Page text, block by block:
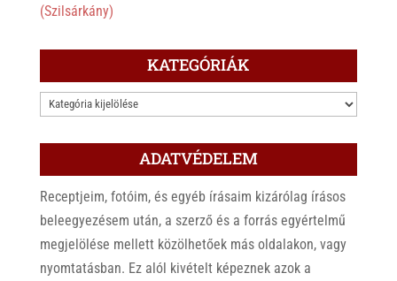
(Szilsárkány)
KATEGÓRIÁK
KATEGÓRIÁK
ADATVÉDELEM
Receptjeim, fotóim, és egyéb írásaim kizárólag írásos
beleegyezésem után, a szerző és a forrás egyértelmű
megjelölése mellett közölhetőek más oldalakon, vagy
nyomtatásban. Ez alól kivételt képeznek azok a